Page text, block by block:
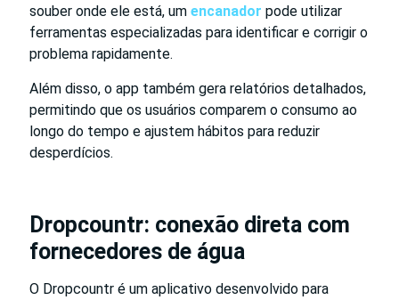
souber onde ele está, um encanador pode utilizar
ferramentas especializadas para identificar e corrigir o
problema rapidamente.
Além disso, o app também gera relatórios detalhados,
permitindo que os usuários comparem o consumo ao
longo do tempo e ajustem hábitos para reduzir
desperdícios.
Dropcountr: conexão direta com
fornecedores de água
O Dropcountr é um aplicativo desenvolvido para